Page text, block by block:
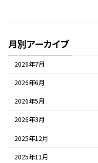
月別アーカイブ
2026年7月
2026年6月
2026年5月
2026年3月
2025年12月
2025年11月